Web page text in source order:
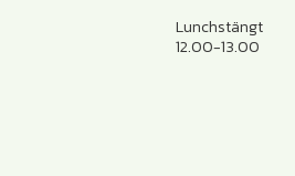
Lunchstängt
12.00-13.00